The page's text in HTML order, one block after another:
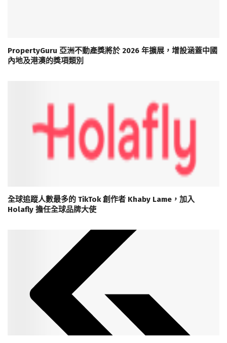
PropertyGuru 亞洲不動產獎將於 2026 年擴展，增設涵蓋中國
內地及港澳的獎項類別
全球追蹤人數最多的 TikTok 創作者 Khaby Lame，加入
Holafly 擔任全球品牌大使